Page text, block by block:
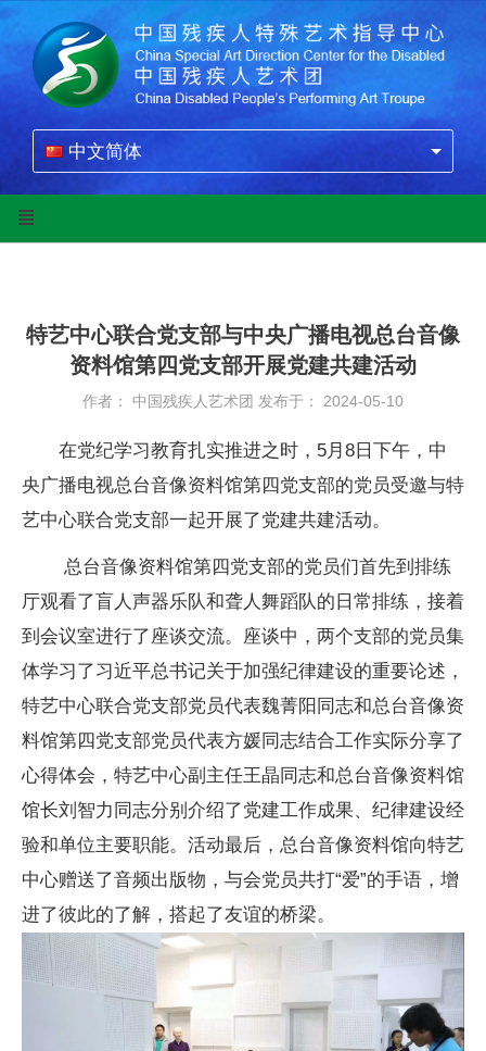
中文简体
特艺中心联合党支部与中央广播电视总台音像
资料馆第四党支部开展党建共建活动
作者： 中国残疾人艺术团 发布于： 2024-05-10
在党纪学习教育扎实推进之时，5月8日下午，中
央广播电视总台音像资料馆第四党支部的党员受邀与特
艺中心联合党支部一起开展了党建共建活动。
总台音像资料馆第四党支部的党员们首先到排练
厅观看了盲人声器乐队和聋人舞蹈队的日常排练，接着
到会议室进行了座谈交流。座谈中，两个支部的党员集
体学习了习近平总书记关于加强纪律建设的重要论述，
特艺中心联合党支部党员代表魏菁阳同志和总台音像资
料馆第四党支部党员代表方媛同志结合工作实际分享了
心得体会，特艺中心副主任王晶同志和总台音像资料馆
馆长刘智力同志分别介绍了党建工作成果、纪律建设经
验和单位主要职能。活动最后，总台音像资料馆向特艺
中心赠送了音频出版物，与会党员共打“爱”的手语，增
进了彼此的了解，搭起了友谊的桥梁。